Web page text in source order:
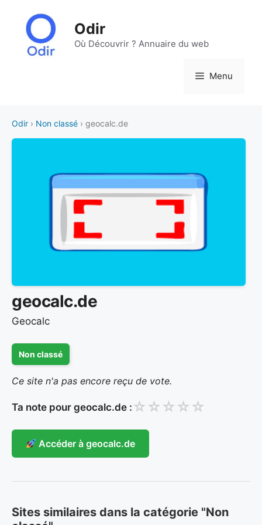
contenu
Odir
Où Découvrir ? Annuaire du web
Menu
Odir › Non classé › geocalc.de
geocalc.de
Geocalc
Non classé
Ce site n'a pas encore reçu de vote.
Ta note pour geocalc.de : ☆ ☆ ☆ ☆ ☆
Accéder à geocalc.de
Sites similaires dans la catégorie "Non